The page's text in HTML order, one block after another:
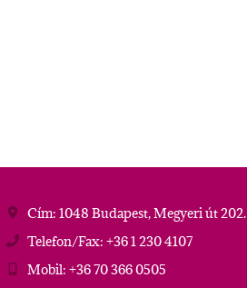
Cím: 1048 Budapest, Megyeri út 202.
Telefon/Fax: +36 1 230 4107
Mobil: +36 70 366 0505